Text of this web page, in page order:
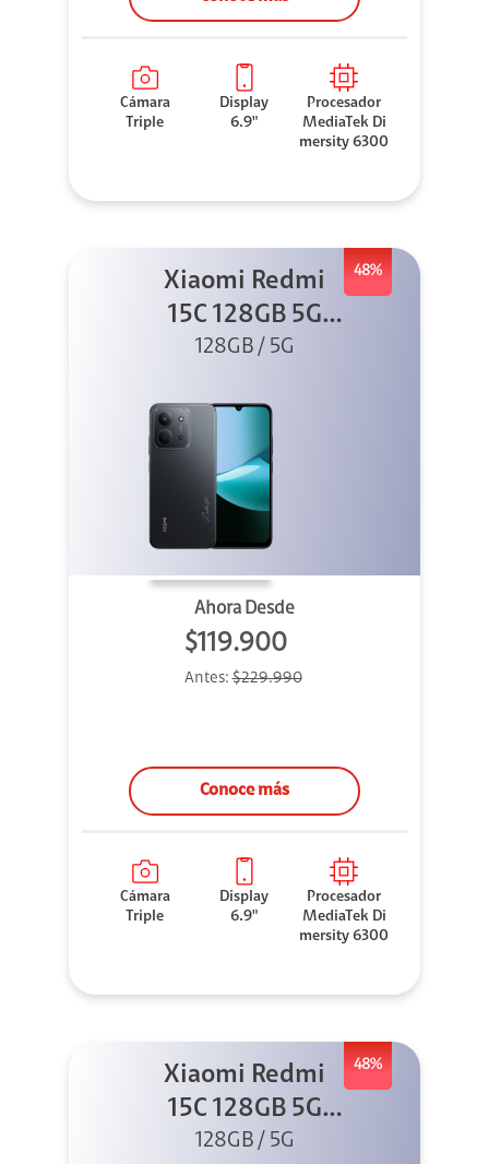
Cámara
Triple
Display
6.9"
Procesador
MediaTek Di
mersity 6300
48%
Xiaomi Redmi
15C 128GB 5G
Negro
128GB / 5G
Ahora Desde
$119.900
Antes:$229.990
Conoce más
Cámara
Triple
Display
6.9"
Procesador
MediaTek Di
mersity 6300
48%
Xiaomi Redmi
15C 128GB 5G
Negro
128GB / 5G